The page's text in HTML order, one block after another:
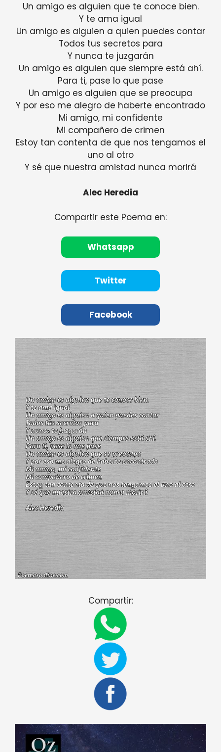
Un amigo es alguien que te conoce bien.
Y te ama igual
Un amigo es alguien a quien puedes contar
Todos tus secretos para
Y nunca te juzgarán
Un amigo es alguien que siempre está ahí.
Para ti, pase lo que pase
Un amigo es alguien que se preocupa
Y por eso me alegro de haberte encontrado
Mi amigo, mi confidente
Mi compañero de crimen
Estoy tan contenta de que nos tengamos el
uno al otro
Y sé que nuestra amistad nunca morirá
Alec Heredia
Compartir este Poema en:
Whatsapp
Twitter
Facebook
Compartir: